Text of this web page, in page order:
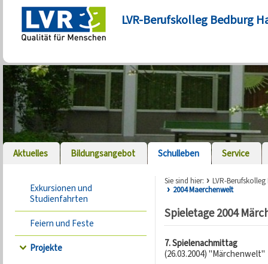
LVR-Berufskolleg Bedburg
Aktuelles Bildungsangebot Schulleben Service
Exkursionen und
Studienfahrten
Feiern und Feste
Projekte
Sie sind hier:
LVR-
2004 Maerchenwelt
Spieletage 2004
7. Spielenachmittag
(26.03.2004) "Märchenwelt"